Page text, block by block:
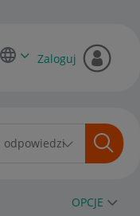
Zaloguj
OPCJE